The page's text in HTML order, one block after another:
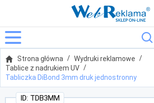
Strona główna
Wydruki reklamowe
Tablice z nadrukiem UV
Tabliczka DiBond 3mm druk jednostronny
ID: TDB3MM